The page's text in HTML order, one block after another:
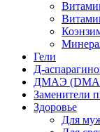
Гели
Д-
ДМАЭ
Заменители
Здоровье
Для